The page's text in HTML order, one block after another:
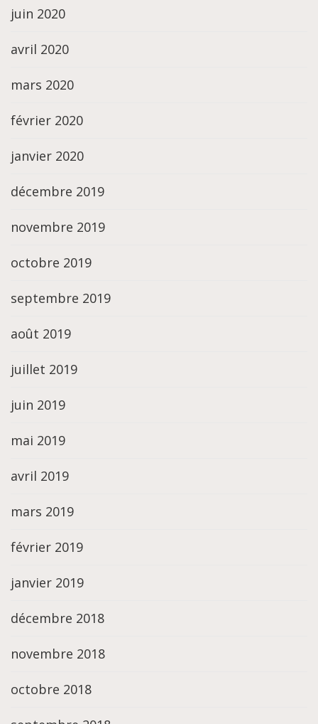
juin 2020
avril 2020
mars 2020
février 2020
janvier 2020
décembre 2019
novembre 2019
octobre 2019
septembre 2019
août 2019
juillet 2019
juin 2019
mai 2019
avril 2019
mars 2019
février 2019
janvier 2019
décembre 2018
novembre 2018
octobre 2018